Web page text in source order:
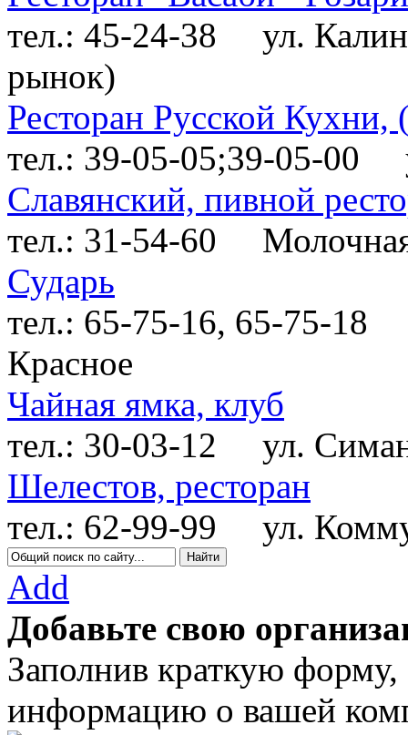
тел.: 45-24-38
ул.
рынок)
Ресторан Русской
тел.: 39-05-05;39-05-00
Славянский, пивной
тел.: 31-54-60
Сударь
тел.: 65-75-16, 65-75-18
Красное
Чайная ямка, клуб
тел.: 30-03-12
ул.
Шелестов, ресторан
тел.: 62-99-99
ул.
Add
Добавьте свою
Заполнив краткую
информацию о вашей